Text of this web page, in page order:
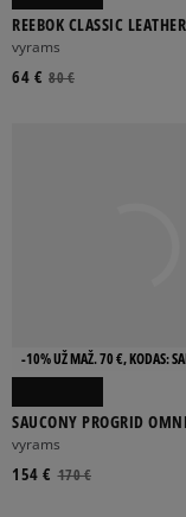
REEBOK CLASSIC LEATHER
vyrams
80 €
64 €
-10% UŽ MAŽ. 70 €, KODAS:
SAUCONY PROGRID
vyrams
170 €
154 €